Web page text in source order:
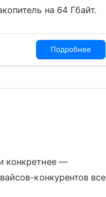
на 64 Гбайт.
Подробнее
конкретнее —
конкурентов все